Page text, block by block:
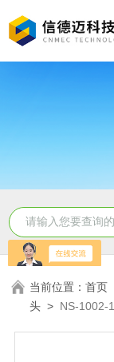
当前位置：首页
头 > NS-1002-